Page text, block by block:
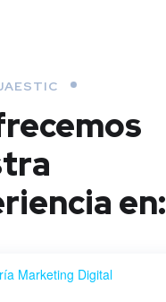
en:
Marketing Digital